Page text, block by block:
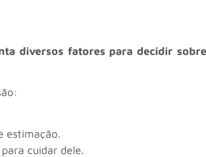
diversos fatores para decidir
estimação.
cuidar dele.